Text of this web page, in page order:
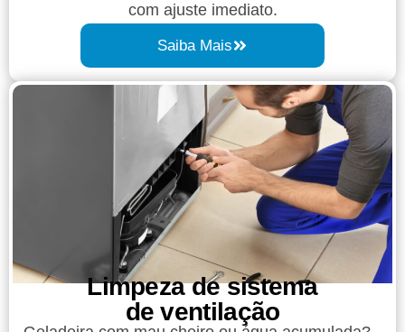
com ajuste imediato.
Saiba Mais
Limpeza de sistema
de ventilação